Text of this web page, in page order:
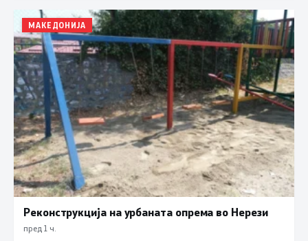
МАКЕДОНИЈА
Реконструкција на урбаната опрема во Нерези
пред 1 ч.